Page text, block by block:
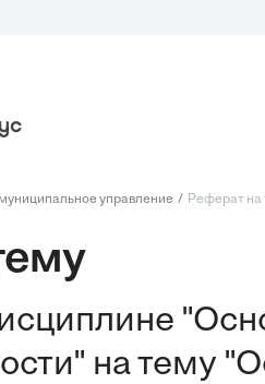
управление Реферат на
на тему